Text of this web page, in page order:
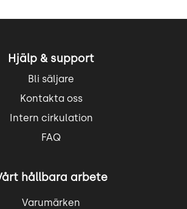
Hjälp & support
Bli säljare
Kontakta oss
Intern cirkulation
FAQ
hållbara arbete
Varumärken